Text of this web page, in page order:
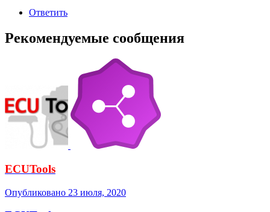
Ответить
Рекомендуемые сообщения
ECUTools
Опубликовано 23 июля, 2020